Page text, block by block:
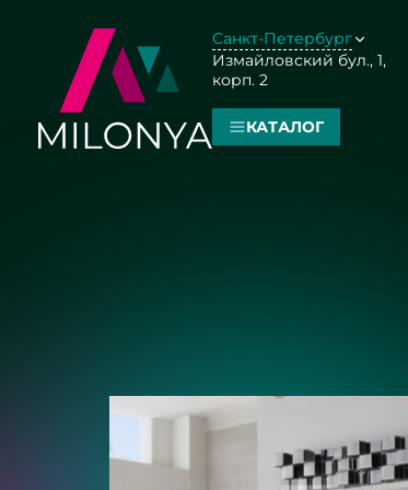
Санкт-Петербург
Измайловский бул., 1,
корп. 2
КАТАЛОГ